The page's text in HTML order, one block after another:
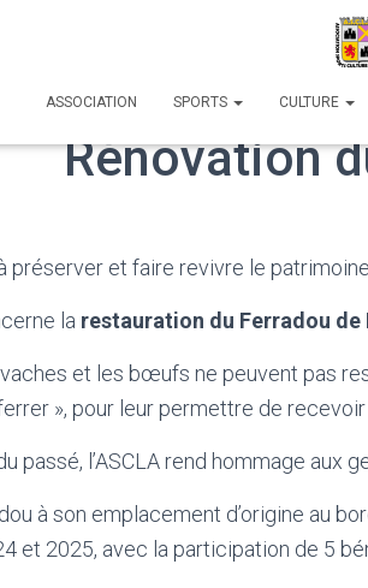
ASSOCIATION SPORTS CULTURE
Rénovation
à préserver et faire revivre le
la restauration du Ferradou de
et les bœufs ne peuvent pas
», pour leur permettre de
passé, l’ASCLA rend hommage
à son emplacement d’origine au
et 2025, avec la participation de 5